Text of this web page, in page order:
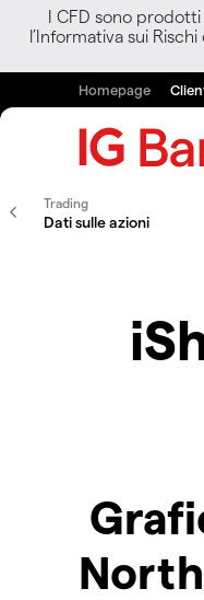
I CFD sono
l’Informativa sui
Homepage
Trading
Dati sulle azioni